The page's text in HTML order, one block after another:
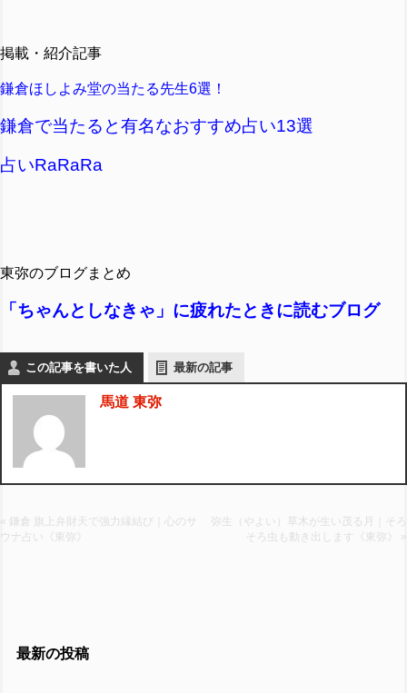
掲載・紹介記事
鎌倉ほしよみ堂の当たる先生6選！
鎌倉で当たると有名なおすすめ占い13選
占いRaRaRa
東弥のブログまとめ
「ちゃんとしなきゃ」に疲れたときに読むブログ
この記事を書いた人 最新の記事
馬道 東弥
« 鎌倉 旗上弁財天で強力縁結び｜心のサ
ウナ占い《東弥》
弥生（やよい）草木が生い茂る月｜そろ
そろ虫も動き出します《東弥》 »
最新の投稿